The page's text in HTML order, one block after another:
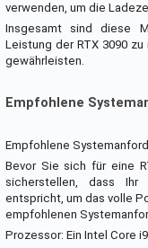
verwenden, um die
Insgesamt sind diese
Leistung der RTX 3090
gewährleisten.
Empfohlene
Empfohlene
Bevor Sie sich für eine
sicherstellen, dass Ihr
entspricht, um das volle
empfohlenen
Prozessor: Ein Intel Core